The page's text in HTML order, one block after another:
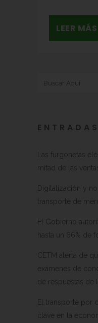
LEER MÁS
Las furgonetas
mitad de las
Digitalización y
transporte de
El Gobierno
hasta un 66% de
CETM alerta de
exámenes de
de respuestas de
El transporte por
clave en la